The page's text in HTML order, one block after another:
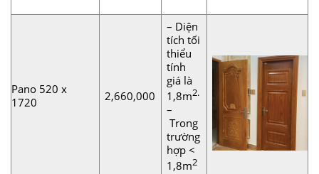
Pano 520 x
1720
2,660,000
– Diện
tích tối
thiểu
tính
giá là
1,8m2.
–
Trong
trường
hợp <
1,8m2